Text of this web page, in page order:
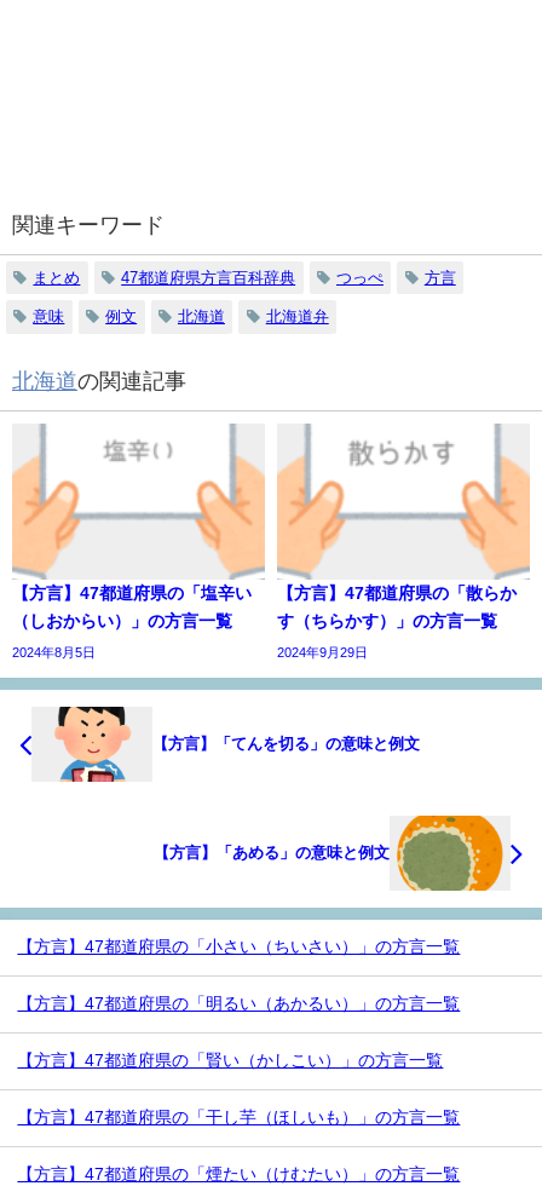
関連キーワード
まとめ 47都道府県方言百科辞典 つっぺ 方言
意味 例文 北海道 北海道弁
北海道の関連記事
【方言】47都道府県の「塩辛い
（しおからい）」の方言一覧
2024年8月5日
【方言】47都道府県の「散らか
す（ちらかす）」の方言一覧
2024年9月29日
【方言】「てんを切る」の意味と例文
【方言】「あめる」の意味と例文
【方言】47都道府県の「小さい（ちいさい）」の方言一覧
【方言】47都道府県の「明るい（あかるい）」の方言一覧
【方言】47都道府県の「賢い（かしこい）」の方言一覧
【方言】47都道府県の「干し芋（ほしいも）」の方言一覧
【方言】47都道府県の「煙たい（けむたい）」の方言一覧